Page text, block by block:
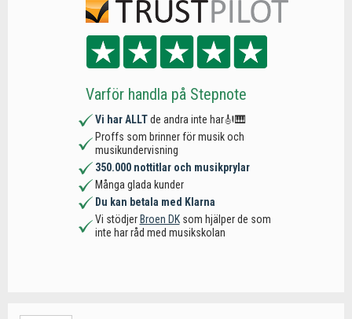
Varför handla på Stepnote
Vi har ALLTde andra inte har🎻🎹
Proffs som brinner för musik och
musikundervisning
350.000 nottitlar och musikprylar
Många glada kunder
Du kan betala med Klarna
Vi stödjer Broen DKsom hjälper de som
inte har råd med musikskolan